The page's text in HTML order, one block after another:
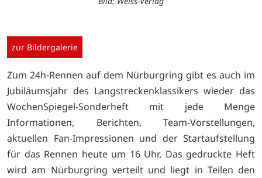
zur Bildergalerie
Zum 24h-Rennen auf dem Nürburgring gibt es auch im
Jubiläumsjahr des Langstreckenklassikers wieder das
WochenSpiegel-Sonderheft mit jede Menge
Informationen, Berichten, Team-Vorstellungen,
aktuellen Fan-Impressionen und der Startaufstellung
für das Rennen heute um 16 Uhr. Das gedruckte Heft
wird am Nürburgring verteilt und liegt in Teilen den